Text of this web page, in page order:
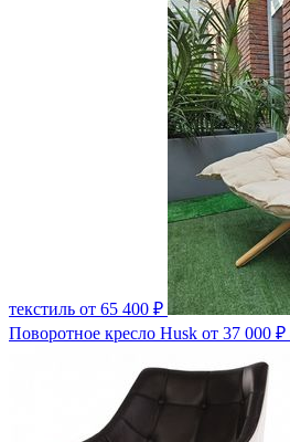
текстиль от 65 400 ₽
Поворотное кресло Husk от 37 000 ₽